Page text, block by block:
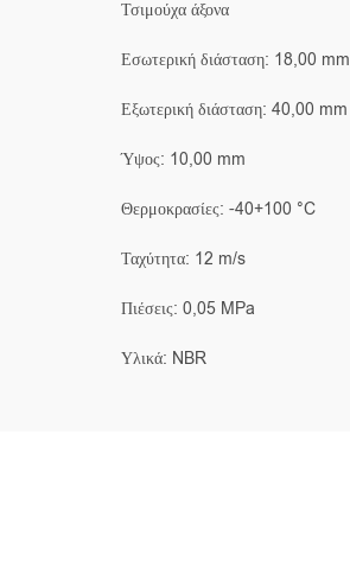
Τσιμούχα άξονα
Εσωτερική διάσταση: 18,00 mm
Εξωτερική διάσταση: 40,00 mm
Ύψος: 10,00 mm
Θερμοκρασίες: -40+100 °C
Ταχύτητα: 12 m/s
Πιέσεις: 0,05 MPa
Υλικά: NBR